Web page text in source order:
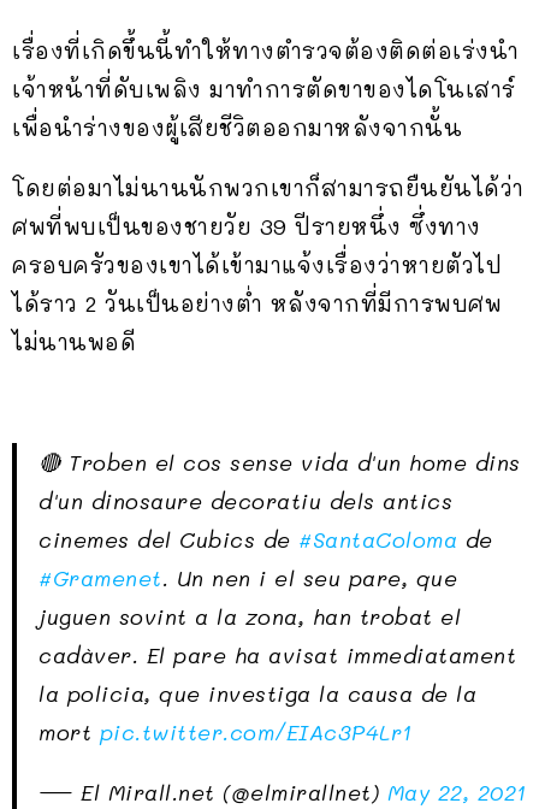
เรื่องที่เกิดขึ้นนี้ทำให้ทางตำรวจต้องติดต่อเร่งนำ
เจ้าหน้าที่ดับเพลิง มาทำการตัดขาของไดโนเสาร์
เพื่อนำร่างของผู้เสียชีวิตออกมาหลังจากนั้น
โดยต่อมาไม่นานนักพวกเขาก็สามารถยืนยันได้ว่า
ศพที่พบเป็นของชายวัย 39 ปีรายหนึ่ง ซึ่งทาง
ครอบครัวของเขาได้เข้ามาแจ้งเรื่องว่าหายตัวไป
ได้ราว 2 วันเป็นอย่างต่ำ หลังจากที่มีการพบศพ
ไม่นานพอดี
🔴 Troben el cos sense vida d'un home dins
d'un dinosaure decoratiu dels antics
cinemes del Cubics de #SantaColoma de
#Gramenet. Un nen i el seu pare, que
juguen sovint a la zona, han trobat el
cadàver. El pare ha avisat immediatament
la policia, que investiga la causa de la
mort pic.twitter.com/EIAc3P4Lr1
— El Mirall.net (@elmirallnet) May 22, 2021